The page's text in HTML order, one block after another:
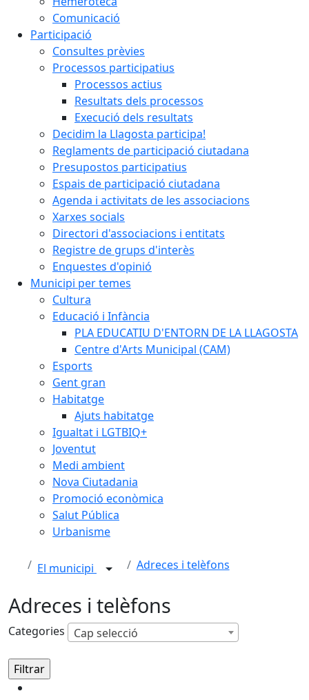
Comunicació
Participació
Consultes prèvies
Processos participatius
Processos actius
Resultats dels processos
Execució dels resultats
Decidim la Llagosta participa!
Reglaments de participació ciutadana
Presupostos participatius
Espais de participació ciutadana
Agenda i activitats de les associacions
Xarxes socials
Directori d'associacions i entitats
Registre de grups d'interès
Enquestes d'opinió
Municipi per temes
Cultura
Educació i Infància
PLA EDUCATIU D'ENTORN DE LA LLAGOSTA
Centre d'Arts Municipal (CAM)
Esports
Gent gran
Habitatge
Ajuts habitatge
Igualtat i LGTBIQ+
Joventut
Medi ambient
Nova Ciutadania
Promoció econòmica
Salut Pública
Urbanisme
El municipi Adreces i telèfons
Adreces i telèfons
Categories Cap selecció